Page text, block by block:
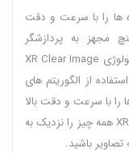
ها را با سرعت و دقت
پردازش می‌کنند. تلویزیون سونی 85 اینچ مجهز به پردازشگر
Cognitive Processor XR است که از طریق تکنولوژی XR Clear Image
از الگوریتم های
را با سرعت و دقت بالا
نمایش می‌دهد. حضور تکنولوژی XR 4K Upscaling همه چیز را نزدیک به
باشید.